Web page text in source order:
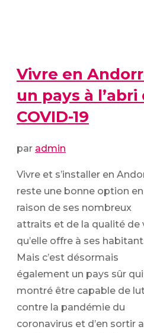
Vivre en
un pays à l’abri
COVID-19
par admin
Vivre et s’installer en
reste une bonne option en
raison de ses nombreux
attraits et de la qualité de
qu’elle offre à ses
Mais c’est désormais
également un pays sûr
montré être capable de
contre la pandémie du
coronavirus et d’en sortir